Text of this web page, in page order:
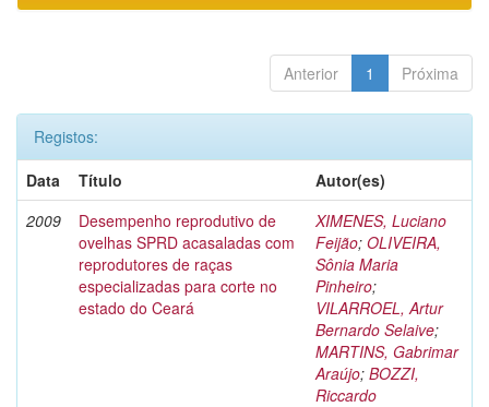
Anterior 1 Próxima
Registos:
Data
Título
Autor(es)
2009
Desempenho reprodutivo de
ovelhas SPRD acasaladas com
reprodutores de raças
especializadas para corte no
estado do Ceará
XIMENES, Luciano
Feijão; OLIVEIRA,
Sônia Maria
Pinheiro;
VILARROEL, Artur
Bernardo Selaive;
MARTINS, Gabrimar
Araújo; BOZZI,
Riccardo